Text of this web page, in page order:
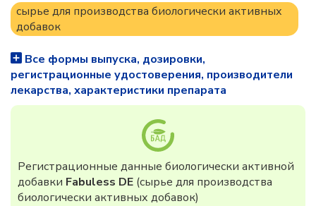
сырье для производства биологически активных
добавок
Все формы выпуска, дозировки,
регистрационные удостоверения, производители
лекарства, характеристики препарата
Регистрационные данные биологически активной
добавки Fabuless DE (сырье для производства
биологически активных добавок)